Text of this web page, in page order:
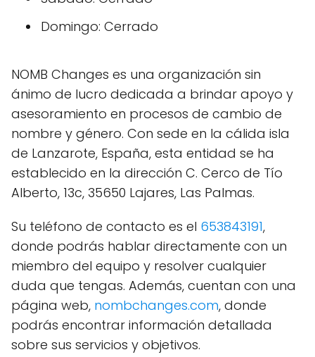
Domingo: Cerrado
NOMB Changes es una organización sin
ánimo de lucro dedicada a brindar apoyo y
asesoramiento en procesos de cambio de
nombre y género. Con sede en la cálida isla
de Lanzarote, España, esta entidad se ha
establecido en la dirección C. Cerco de Tío
Alberto, 13c, 35650 Lajares, Las Palmas.
Su teléfono de contacto es el 653843191,
donde podrás hablar directamente con un
miembro del equipo y resolver cualquier
duda que tengas. Además, cuentan con una
página web, nombchanges.com, donde
podrás encontrar información detallada
sobre sus servicios y objetivos.